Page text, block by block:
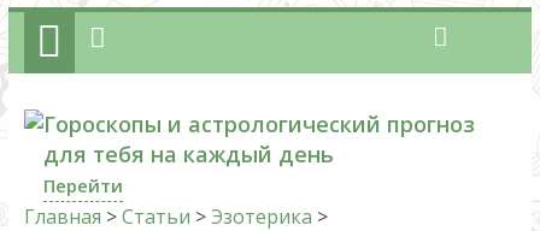
Гороскопы и астрологический прогноз
для тебя на каждый день
Перейти
Главная >Статьи >Эзотерика >